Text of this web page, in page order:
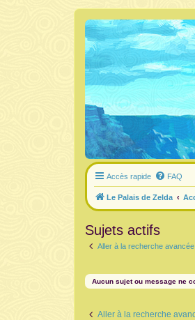
Accès rapide FAQ
Le Palais de Zelda
Sujets actifs
Aller à la recherche avancée
Aucun sujet ou message ne
Aller à la recherche